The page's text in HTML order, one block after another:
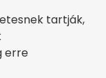
tartják,
erre